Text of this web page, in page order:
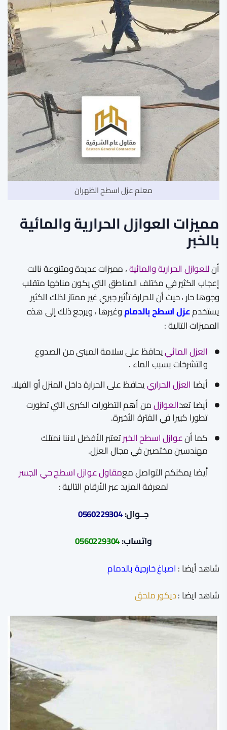
معلم عزل اسطح الظهران
مميزات العوازل الحرارية والمائية
بالخبر
أنللعوازل الحرارية والمائية، مميزات عديدة ومتنوعة نالت
إعجاب الكثير في مختلف المناطق التي يكون مناخها متقلب
وجوها حار ، حيث أن للحرارة تأثير جبري غير ممتاز لذلك الكثير
يستخدمعزل اسطح بالدماموغيرها ، ويرجع ذلك إلى هذه
المميزات التالية :
العزل المائييحافظ على سلامة المبنى من الصدوع
والتشرخات بسبب الماء .
أيضا العزل الحرارييحافظ على الحرارة داخل المنزل أو الفيلا.
أيضا تعدالعوازلمن أهم التطورات الكبرى التي تطورت
تطورا كبيرا في الفترة الأخيرة.
كما أنعوازل اسطح الخبرتعتبر الأفضل لاننا نمتلك
مهندسين مختصين في مجال العزل.
أيضا يمكنكم التواصل معمقاول عوازل اسطح حي الجسر
لمعرفة المزيد عبر الأرقام التالية :
جــوال:0560229304
واتساب:0560229304
شاهد أيضا :اصباغ خارجية بالدمام
شاهد ايضا :ديكور ملحق